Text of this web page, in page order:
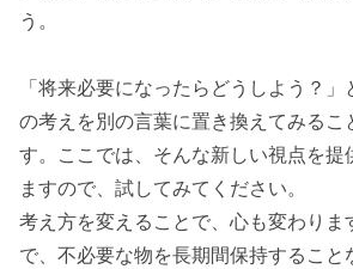
う。
「将来必要になったらどうしよう？
の考えを別の言葉に置き換えてみるこ
す。ここでは、そんな新しい視点を提
ますので、試してみてください。
考え方を変えることで、心も変わりま
で、不必要な物を長期間保持すること